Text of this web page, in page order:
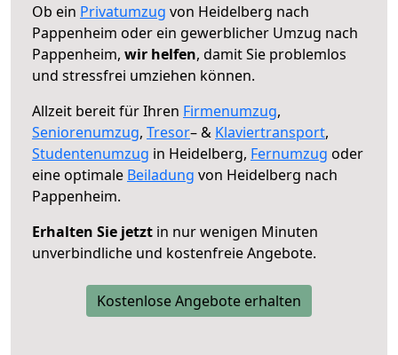
Ob ein Privatumzug von Heidelberg nach
Pappenheim oder ein gewerblicher Umzug nach
Pappenheim, wir helfen, damit Sie problemlos
und stressfrei umziehen können.
Allzeit bereit für Ihren Firmenumzug,
Seniorenumzug, Tresor– & Klaviertransport,
Studentenumzug in Heidelberg, Fernumzug oder
eine optimale Beiladung von Heidelberg nach
Pappenheim.
Erhalten Sie jetzt in nur wenigen Minuten
unverbindliche und kostenfreie Angebote.
Kostenlose Angebote erhalten